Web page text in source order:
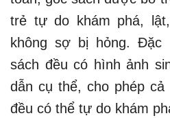
trẻ tự do khám phá,
không sợ bị hỏng.
sách đều có hình ảnh
dẫn cụ thể, cho phép
đều có thể tự do khám